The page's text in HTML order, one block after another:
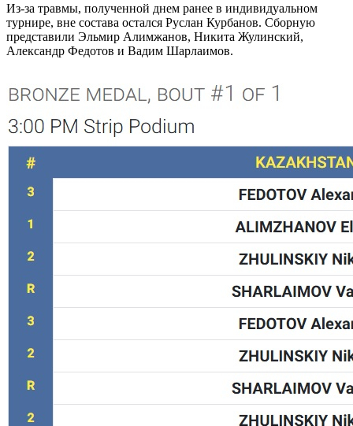
Из-за травмы, полученной днем ранее в индивидуальном
турнире, вне состава остался Руслан Курбанов. Сборную
представили Эльмир Алимжанов, Никита Жулинский,
Александр Федотов и Вадим Шарлаимов.